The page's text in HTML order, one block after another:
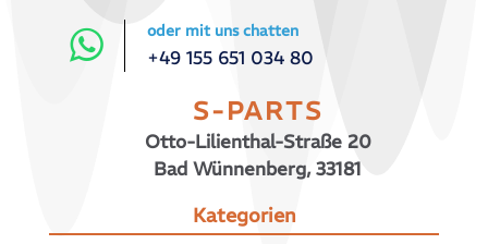
oder mit uns chatten
+49 155 651 034 80
S-PARTS
Otto-Lilienthal-Straße 20
Bad Wünnenberg, 33181
Kategorien